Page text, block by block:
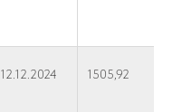
12.12.2024 1505,92